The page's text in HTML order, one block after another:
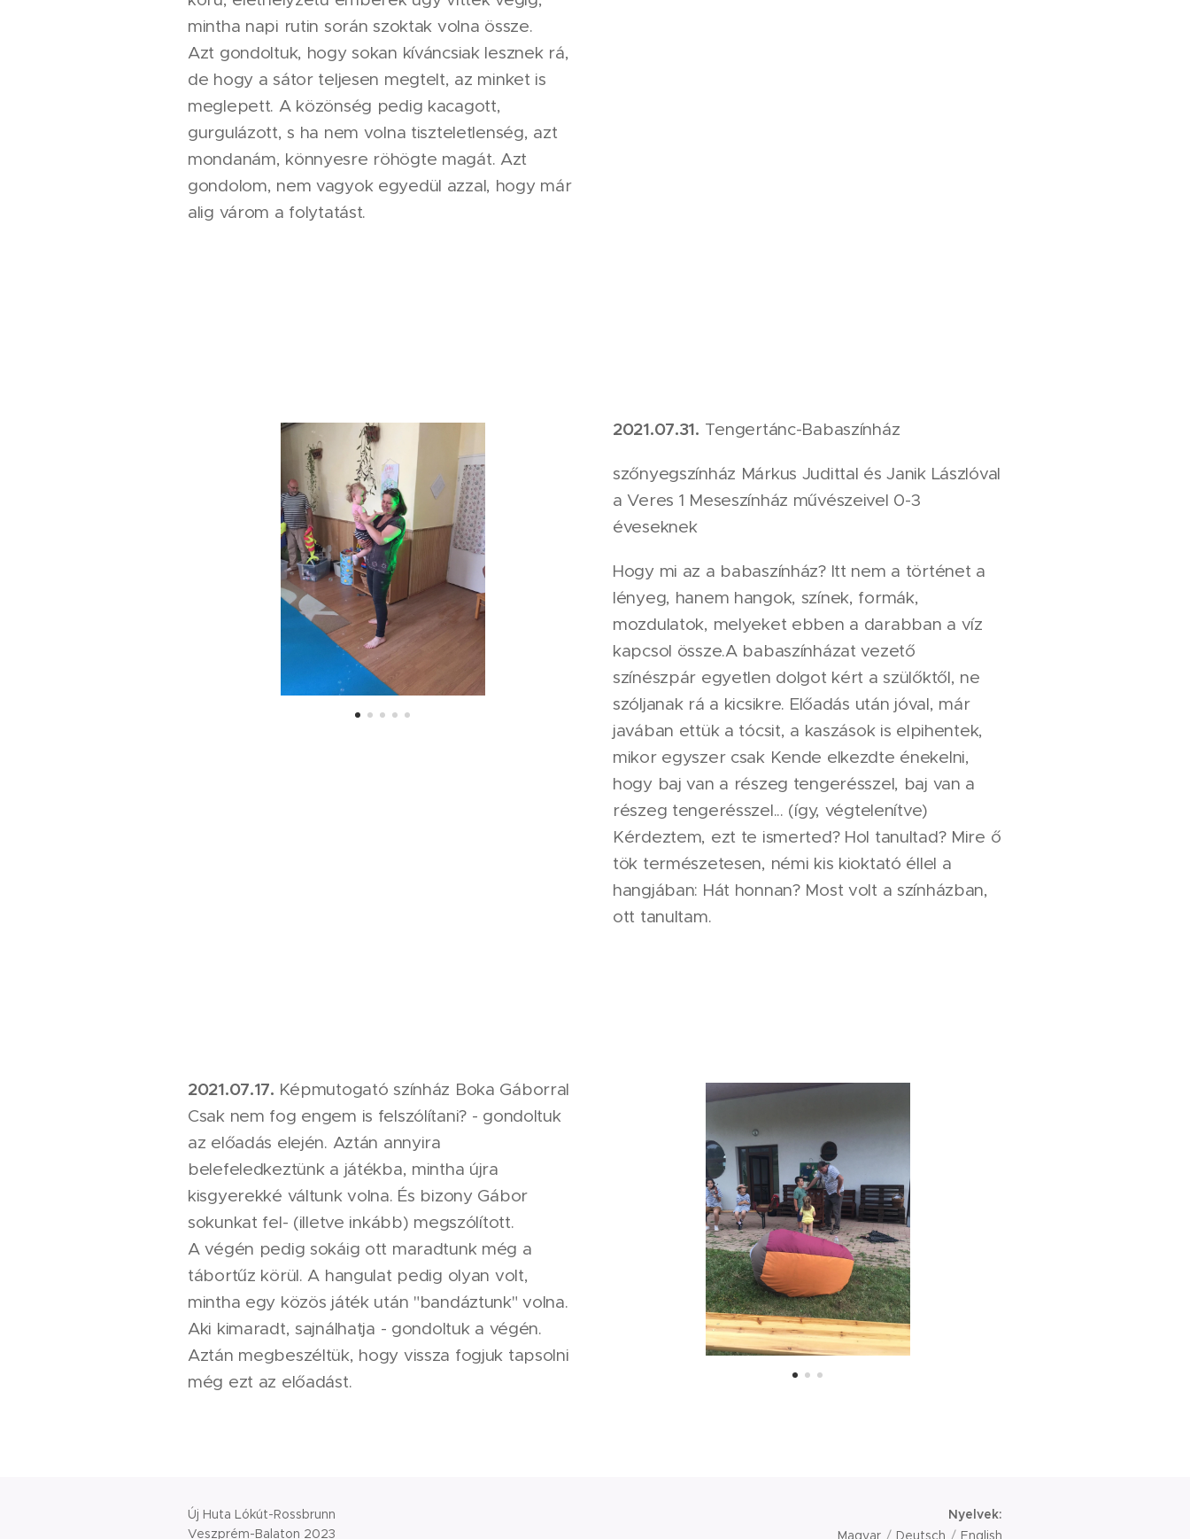
mintha napi rutin során szoktak volna össze.
Azt gondoltuk, hogy sokan kíváncsiak lesznek rá,
de hogy a sátor teljesen megtelt, az minket is
meglepett. A közönség pedig kacagott,
gurgulázott, s ha nem volna tiszteletlenség, azt
mondanám, könnyesre röhögte magát. Azt
gondolom, nem vagyok egyedül azzal, hogy már
alig várom a folytatást.
2021.07.31. Tengertánc-Babaszínház
szőnyegszínház Márkus Judittal és Janik Lászlóval
a Veres 1 Meseszínház művészeivel 0-3
éveseknek
Hogy mi az a babaszínház? Itt nem a történet a
lényeg, hanem hangok, színek, formák,
mozdulatok, melyeket ebben a darabban a víz
kapcsol össze.A babaszínházat vezető
színészpár egyetlen dolgot kért a szülőktől, ne
szóljanak rá a kicsikre. Előadás után jóval, már
javában ettük a tócsit, a kaszások is elpihentek,
mikor egyszer csak Kende elkezdte énekelni,
hogy baj van a részeg tengerésszel, baj van a
részeg tengerésszel... (így, végtelenítve)
Kérdeztem, ezt te ismerted? Hol tanultad? Mire ő
tök természetesen, némi kis kioktató éllel a
hangjában: Hát honnan? Most volt a színházban,
ott tanultam.
2021.07.17. Képmutogató színház Boka Gáborral
Csak nem fog engem is felszólítani? - gondoltuk
az előadás elején. Aztán annyira
belefeledkeztünk a játékba, mintha újra
kisgyerekké váltunk volna. És bizony Gábor
sokunkat fel- (illetve inkább) megszólított.
A végén pedig sokáig ott maradtunk még a
tábortűz körül. A hangulat pedig olyan volt,
mintha egy közös játék után "bandáztunk" volna.
Aki kimaradt, sajnálhatja - gondoltuk a végén.
Aztán megbeszéltük, hogy vissza fogjuk tapsolni
még ezt az előadást.
Új Huta Lókút-Rossbrunn
Veszprém-Balaton 2023
Nyelvek
Magyar
Deutsch English